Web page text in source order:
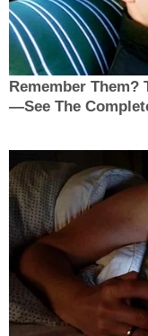
Remember Them?
—See The